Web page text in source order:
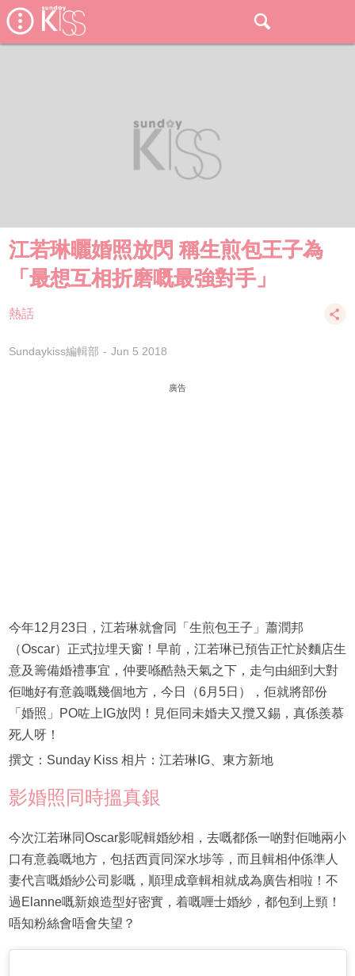
江若琳曬婚照放閃 稱生煎包王子為
「最想互相折磨嘅最強對手」
熱話
Sundaykiss編輯部 Jun 5 2018
廣告
今年12月23日，江若琳就會同「生煎包王子」蕭潤邦
（Oscar）正式拉埋天窗！早前，江若琳已預告正忙於麵店生
意及籌備婚禮事宜，仲要喺酷熱天氣之下，走勻由細到大對
佢哋好有意義嘅幾個地方，今日（6月5日），佢就將部份
「婚照」PO咗上IG放閃！見佢同未婚夫又攬又錫，真係羨慕
死人呀！
撰文：Sunday Kiss 相片：江若琳IG、東方新地
影婚照同時搵真銀
今次江若琳同Oscar影呢輯婚紗相，去嘅都係一啲對佢哋兩小
口有意義嘅地方，包括西貢同深水埗等，而且輯相仲係準人
妻代言嘅婚紗公司影嘅，順理成章輯相就成為廣告相啦！不
過Elanne嘅新娘造型好密實，着嘅喱士婚紗，都包到上頸！
唔知粉絲會唔會失望？